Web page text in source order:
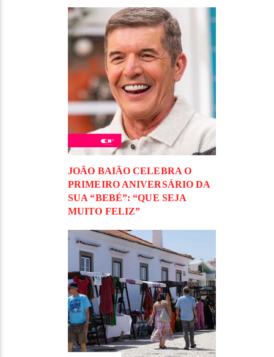
JOÃO BAIÃO CELEBRA O
PRIMEIRO ANIVERSÁRIO DA
SUA “BEBÉ”: “QUE SEJA
MUITO FELIZ”